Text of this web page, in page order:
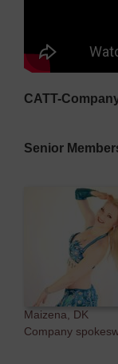
CATT-
Senior
Maizena, DK
Company